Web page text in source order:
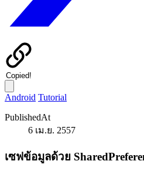
Copied!
Android Tutorial
PublishedAt
6 เม.ย. 2557
เซฟข้อมูลด้วย